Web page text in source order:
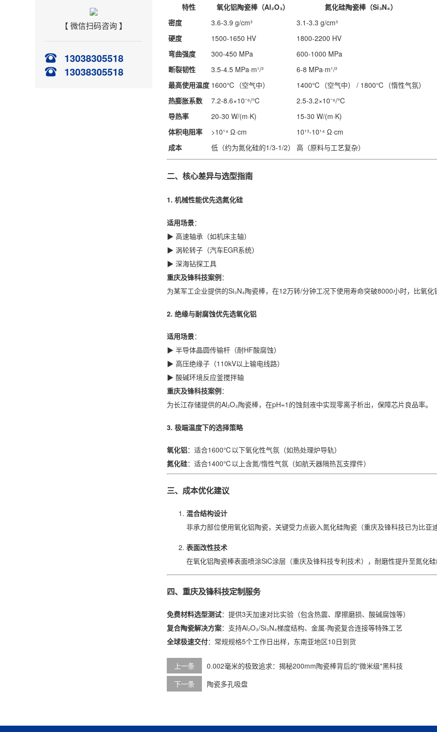
【 微信扫码咨询 】
13038305518
13038305518
特性 氧化铝陶瓷棒（Al₂O₃）
氮化硅陶瓷棒（Si₃N₄）
密度
3.6-3.9 g/cm³
3.1-3.3 g/cm³
硬度
1500-1650 HV
1800-2200 HV
弯曲强度
300-450 MPa
600-1000 MPa
断裂韧性
3.5-4.5 MPa·m¹/²
6-8 MPa·m¹/²
最高使用温度 1600℃（空气中）
1400℃（空气中） / 1800℃（惰性气氛）
热膨胀系数
7.2-8.6×10⁻⁶/℃
2.5-3.2×10⁻⁶/℃
导热率
20-30 W/(m·K)
15-30 W/(m·K)
体积电阻率
>10¹⁴ Ω·cm
10¹³-10¹⁴ Ω·cm
成本
低（约为氮化硅的1/3-1/2） 高（原料与工艺复杂）
二、核心差异与选型指南
1. ​ 机械性能优先选氮化硅
适用场景：
▶ 高速轴承（如机床主轴）
▶ 涡轮转子（汽车EGR系统）
▶ 深海钻探工具
重庆及锋科技案例：
为某军工企业提供的Si₃N₄陶瓷棒，在12万转/分钟工况下使用寿命突破8000小时，比氧化
2. ​ 绝缘与耐腐蚀优先选氧化铝
适用场景：
▶ 半导体晶圆传输杆（耐HF酸腐蚀）
▶ 高压绝缘子（110kV以上输电线路）
▶ 酸碱环境反应釜搅拌轴
重庆及锋科技案例：
为长江存储提供的Al₂O₃陶瓷棒，在pH=1的蚀刻液中实现零离子析出，保障芯片良品率。
3. ​ 极端温度下的选择策略
氧化铝：适合1600℃以下氧化性气氛（如热处理炉导轨）
氮化硅：适合1400℃以上含氮/惰性气氛（如航天器隔热瓦支撑件）
三、成本优化建议
混合结构设计
非承力部位使用氧化铝陶瓷，关键受力点嵌入氮化硅陶瓷（重庆及锋科技已为比亚
表面改性技术
在氧化铝陶瓷棒表面喷涂SiC涂层（重庆及锋科技专利技术），耐磨性提升至氮化
四、重庆及锋科技定制服务
免费材料选型测试：提供3天加速对比实验（包含热震、摩擦磨损、酸碱腐蚀等）
复合陶瓷解决方案：支持Al₂O₃/Si₃N₄梯度结构、金属-陶瓷复合连接等特殊工艺
全球极速交付：常规规格5个工作日出样，东南亚地区10日到货
上一条
0.002毫米的极致追求：揭秘200mm陶瓷棒背后的"微米级"黑科技
下一条
陶瓷多孔吸盘